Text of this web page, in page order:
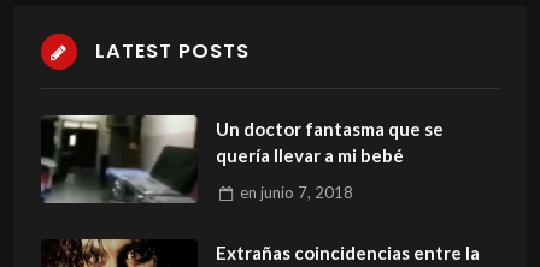
LATEST POSTS
Un doctor fantasma que se
quería llevar a mi bebé
en junio 7, 2018
Extrañas coincidencias entre la